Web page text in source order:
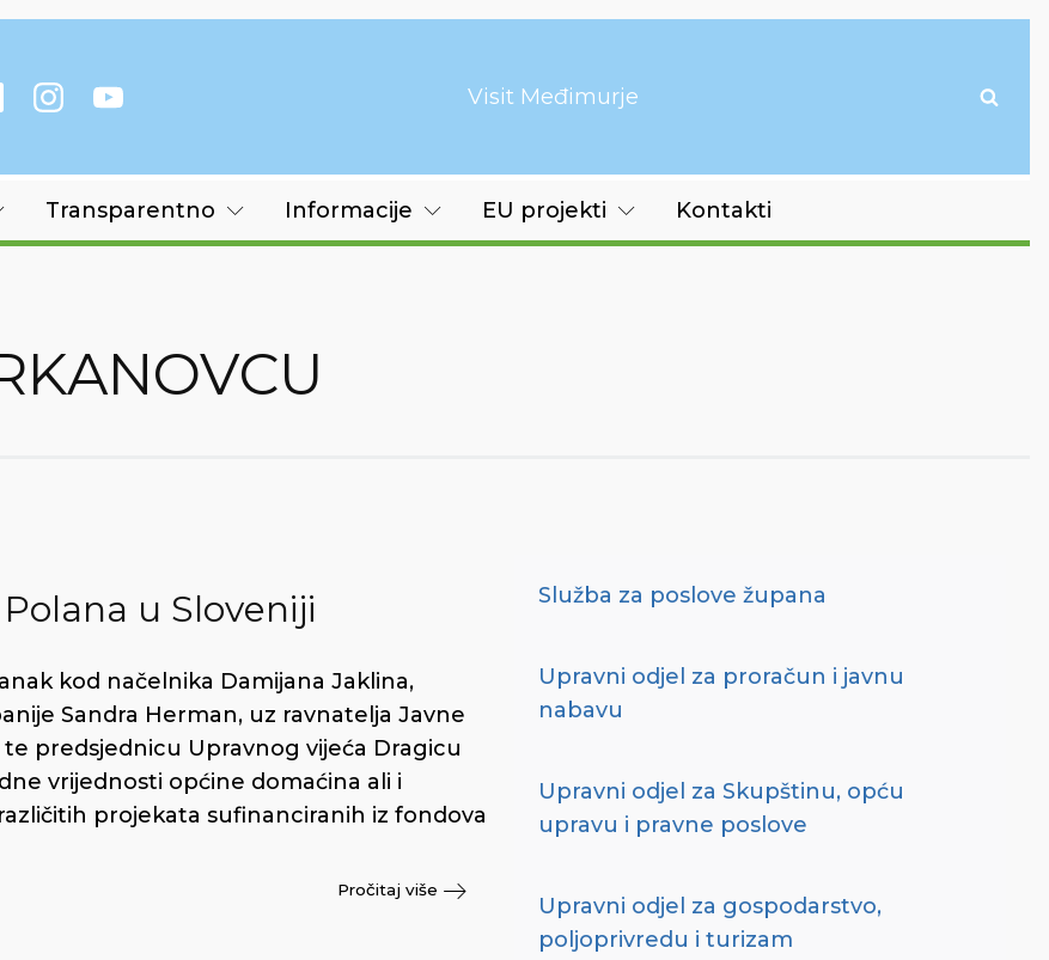
Visit Međimurje
Transparentno Informacije EU projekti Kontakti
u Sloveniji
kod načelnika Damijana Jaklina,
Sandra Herman, uz ravnatelja Javne
predsjednicu Upravnog vijeća Dragicu
vrijednosti općine domaćina ali i
projekata sufinanciranih iz fondova
Pročitaj više
Služba za poslove župana
Upravni odjel za proračun i javnu
nabavu
Upravni odjel za Skupštinu, opću
upravu i pravne poslove
Upravni odjel za gospodarstvo,
poljoprivredu i turizam